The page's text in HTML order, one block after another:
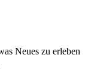
Neues zu erleben